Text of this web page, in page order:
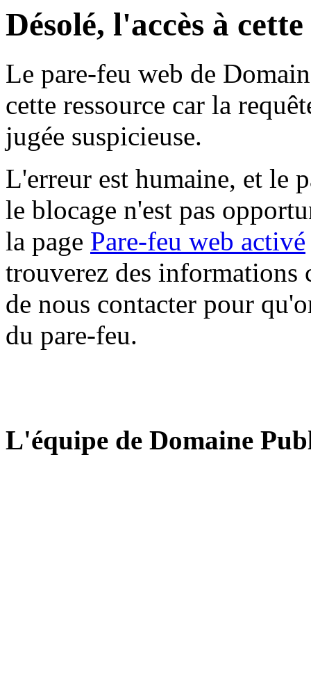
Désolé, l'accès à
Le pare-feu web de
cette ressource car la
jugée suspicieuse.
L'erreur est humaine, et le
le blocage n'est pas
la page Pare-feu web activé
trouverez des informations
de nous contacter pour
du pare-feu.
L'équipe de Domaine